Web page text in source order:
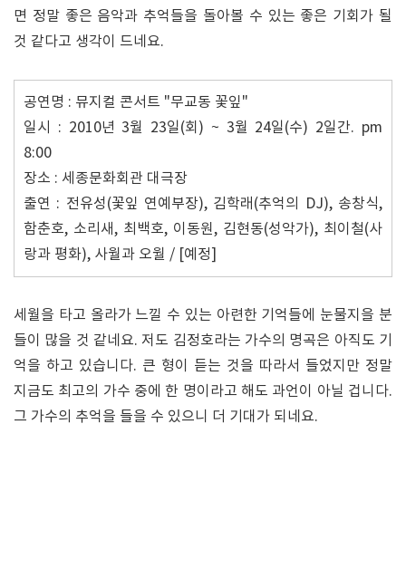
면 정말 좋은 음악과 추억들을 돌아볼 수 있는 좋은 기회가 될
것 같다고 생각이 드네요.
공연명 : 뮤지컬 콘서트 "무교동 꽃잎"
일시 : 2010년 3월 23일(회) ~ 3월 24일(수) 2일간. pm
8:00
장소 : 세종문화회관 대극장
출연 : 전유성(꽃잎 연예부장), 김학래(추억의 DJ), 송창식,
함춘호, 소리새, 최백호, 이동원, 김현동(성악가), 최이철(사
랑과 평화), 사월과 오월 / [예정]
세월을 타고 올라가 느낄 수 있는 아련한 기억들에 눈물지을 분
들이 많을 것 같네요. 저도 김정호라는 가수의 명곡은 아직도 기
억을 하고 있습니다. 큰 형이 듣는 것을 따라서 들었지만 정말
지금도 최고의 가수 중에 한 명이라고 해도 과언이 아닐 겁니다.
그 가수의 추억을 들을 수 있으니 더 기대가 되네요.